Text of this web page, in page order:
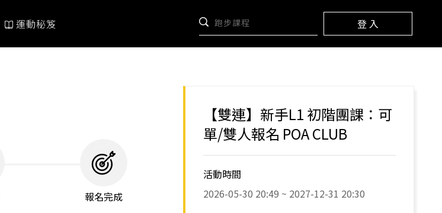
運動秘笈 登 入
報名完成
【雙連】新手L1 初階團課：可
單/雙人報名 POA CLUB
活動時間
2026-05-30 20:49 ~ 2027-12-31 20:30